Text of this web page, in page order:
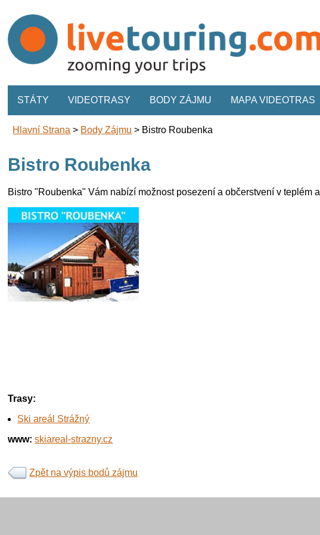
STÁTY VIDEOTRASY BODY ZÁJMU MAPA VIDEOTRAS
Hlavní Strana > Body Zájmu > Bistro Roubenka
Bistro Roubenka
Bistro "Roubenka" Vám nabízí možnost posezení a občerstvení v teplém
Trasy:
Ski areál Strážný
www: skiareal-strazny.cz
Zpět na výpis bodů zájmu